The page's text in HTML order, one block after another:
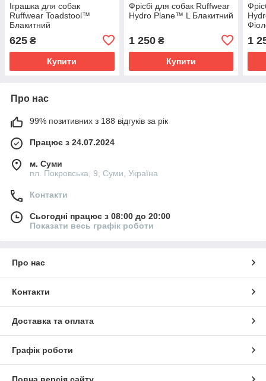
Іграшка для собак
Ruffwear Toadstool™
Блакитний
625 ₴
Купити
Фрісбі для собак Ruffwear
Hydro Plane™ L Блакитний
1 250₴
Купити
1
Про нас
99% позитивних з 188 відгуків за рік
Працює з 24.07.2024
м. Суми
пл. Покровська, 9, Суми, Україна
Контакти
Сьогодні працює з 08:00 до 20:00
Показати весь графік роботи
Про нас
Контакти
Доставка та оплата
Графік роботи